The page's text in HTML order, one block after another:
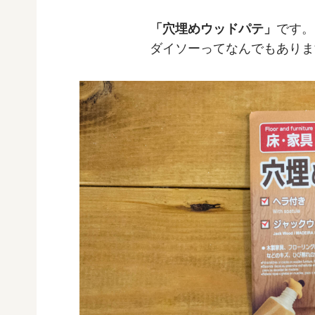
「穴埋めウッドパテ」 です。
ダイソーってなんでもあり